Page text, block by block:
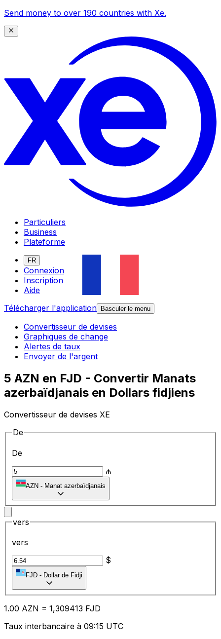
Send money to over 190 countries with Xe.
Particuliers
Business
Plateforme
FR
Connexion
Inscription
Aide
Télécharger l'application
Basculer le menu
Convertisseur de devises
Graphiques de change
Alertes de taux
Envoyer de l'argent
5 AZN en FJD - Convertir Manats
azerbaïdjanais en Dollars fidjiens
Convertisseur de devises XE
De
De
₼
AZN - Manat azerbaïdjanais
vers
vers
$
FJD - Dollar de Fidji
1.00 AZN = 1,309413 FJD
Taux interbancaire à 09:15 UTC